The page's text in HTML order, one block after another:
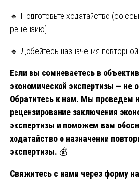
🔹 Подготовьте ходатайство (со
рецензию).
🔹 Добейтесь назначения повторной
Если вы сомневаетесь в
экономической экспертизы — не
Обратитесь к нам. Мы проведем
рецензирование заключения
экспертизы и поможем вам
ходатайство о назначении
экспертизы. 💰
Свяжитесь с нами через форму на